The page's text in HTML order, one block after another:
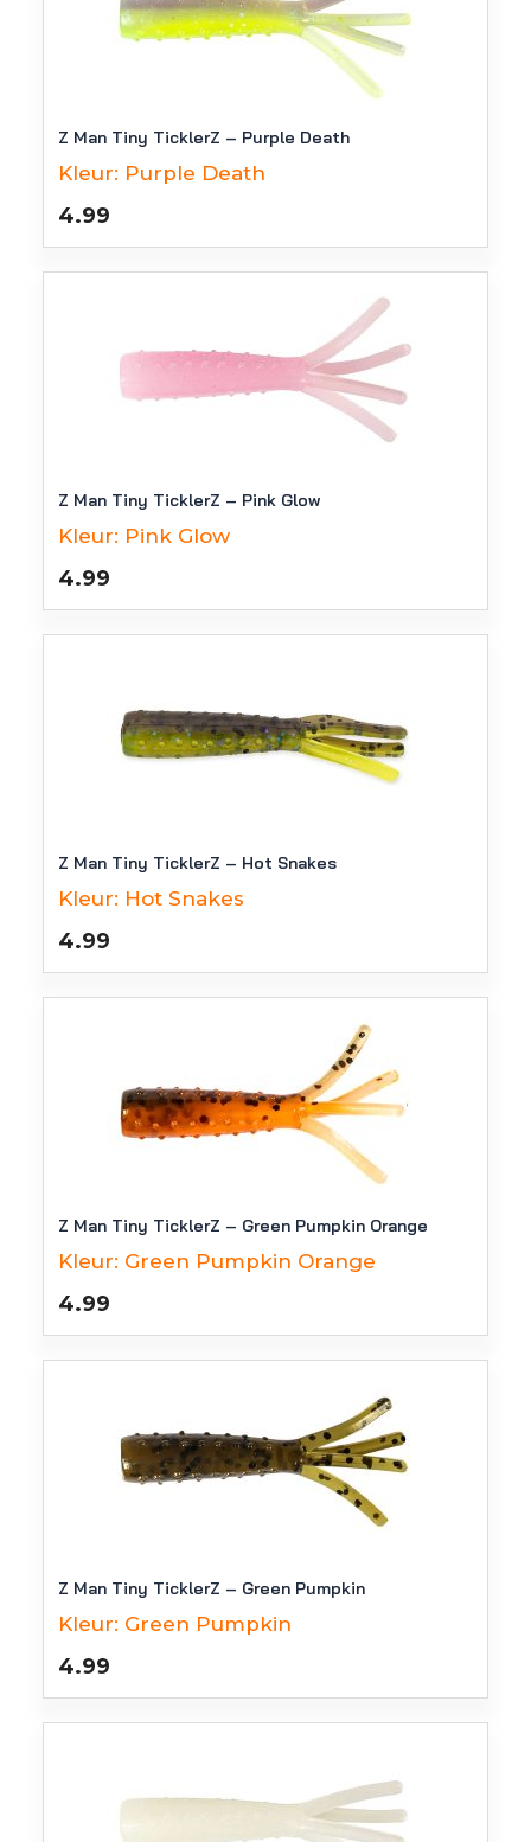
Z Man Tiny TicklerZ – Purple Death
Kleur: Purple Death
4.99
Z Man Tiny TicklerZ – Pink Glow
Kleur: Pink Glow
4.99
Z Man Tiny TicklerZ – Hot Snakes
Kleur: Hot Snakes
4.99
Z Man Tiny TicklerZ – Green Pumpkin Orange
Kleur: Green Pumpkin Orange
4.99
Z Man Tiny TicklerZ – Green Pumpkin
Kleur: Green Pumpkin
4.99